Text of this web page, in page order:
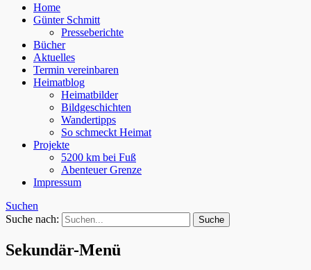
Home
Günter Schmitt
Presseberichte
Bücher
Aktuelles
Termin vereinbaren
Heimatblog
Heimatbilder
Bildgeschichten
Wandertipps
So schmeckt Heimat
Projekte
5200 km bei Fuß
Abenteuer Grenze
Impressum
Suchen
Suche nach:
Sekundär-Menü